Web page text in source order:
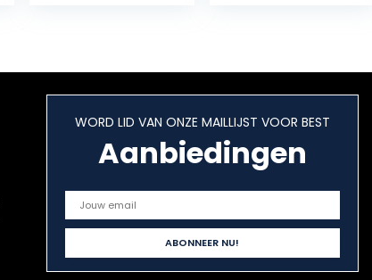
WORD LID VAN ONZE MAILLIJST VOOR BEST
Aanbiedingen